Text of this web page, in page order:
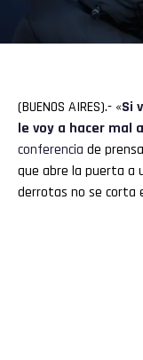
(BUENOS AIRES).- «Si
le voy a hacer mal a
conferencia de
que abre la puerta a
derrotas no se corta